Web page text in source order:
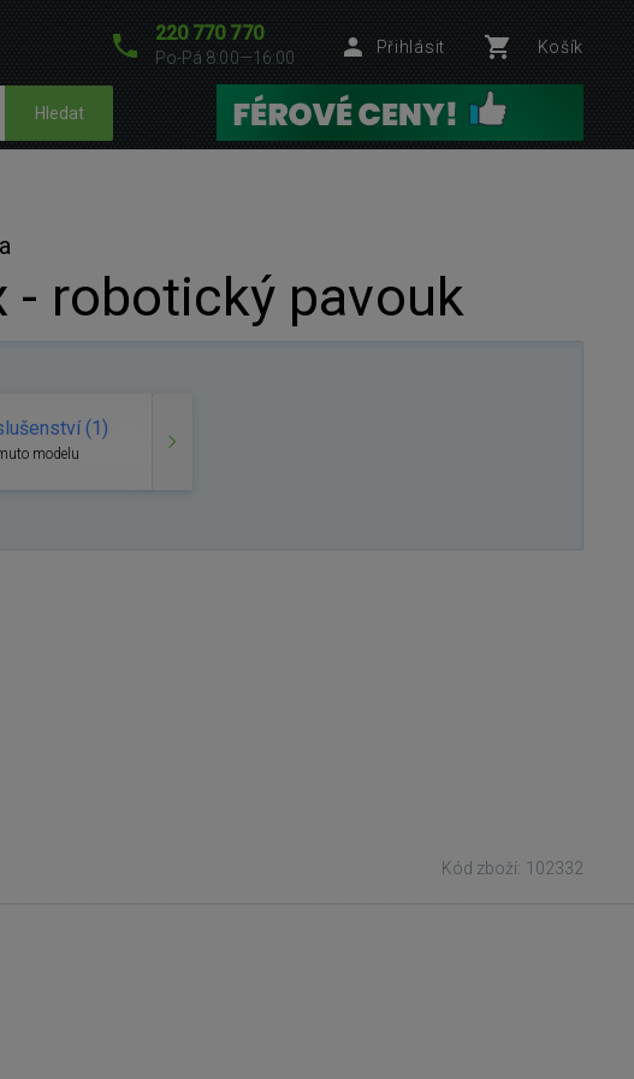
220 770 770
Po-Pá 8:00—16:00
Přihlásit Košík
Hledat
- robotický pavouk
(1)
modelu
Kód zboží: 102332